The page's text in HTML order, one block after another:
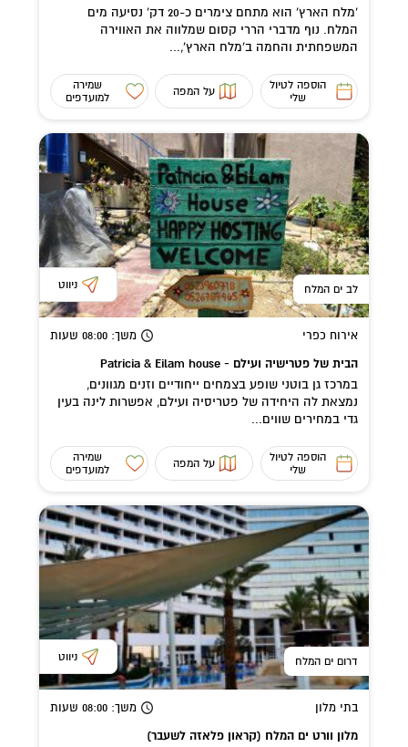
'מלח הארץ' הוא מתחם צימרים כ-20 דק' נסיעה מים
המלח. נוף מדברי הררי קסום שמלווה את האווירה
המשפחתית והחמה ב'מלח הארץ',...
הוספה לטיול
שלי
על המפה
שמירה
למועדפים
לב ים המלח ניווט
אירוח כפרי משך: 08:00 שעות
הבית של פטרישיה ועילם - Patricia & Eilam house
במרכז גן בוטני שופע בצמחים ייחודיים וזנים מגוונים,
נמצאת לה היחידה של פטריסיה ועילם, אפשרות לינה בעין
גדי במחירים שווים...
הוספה לטיול
שלי
על המפה
שמירה
למועדפים
דרום ים המלח ניווט
בתי מלון משך: 08:00 שעות
מלון וורט ים המלח (קראון פלאזה לשעבר)